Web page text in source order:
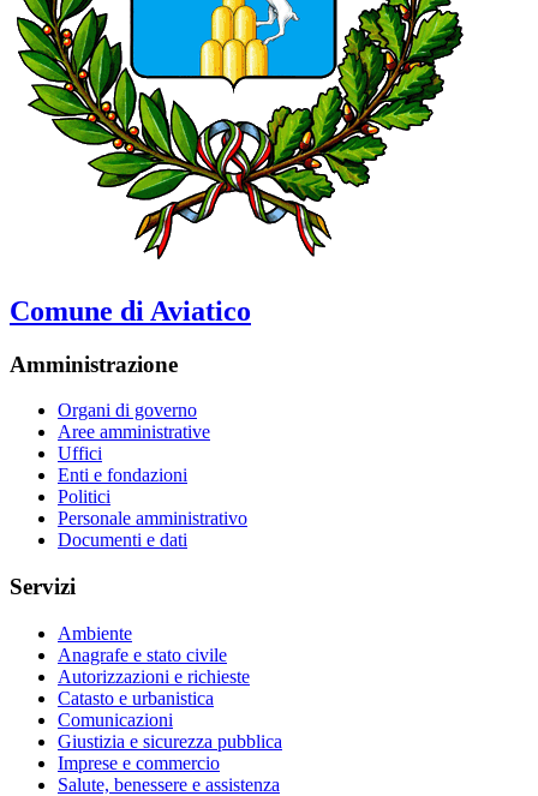
Comune di Aviatico
Amministrazione
Organi di governo
Aree amministrative
Uffici
Enti e fondazioni
Politici
Personale amministrativo
Documenti e dati
Servizi
Ambiente
Anagrafe e stato civile
Autorizzazioni e richieste
Catasto e urbanistica
Comunicazioni
Giustizia e sicurezza pubblica
Imprese e commercio
Salute, benessere e assistenza